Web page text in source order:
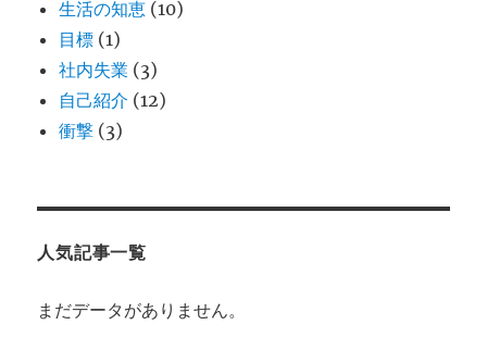
生活の知恵 (10)
目標 (1)
社内失業 (3)
自己紹介 (12)
衝撃 (3)
人気記事一覧
まだデータがありません。